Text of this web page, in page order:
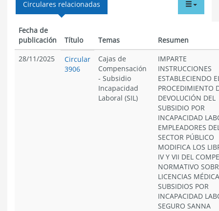
menu
Circulares relacionadas
Fecha de
publicación
Título Temas
Resumen
28/11/2025
Circular
3906
Cajas de
Compensación
- Subsidio
Incapacidad
Laboral (SIL)
IMPARTE
INSTRUCCIONES
ESTABLECIENDO
PROCEDIMIENTO
DEVOLUCIÓN DEL
SUBSIDIO POR
INCAPACIDAD
EMPLEADORES
SECTOR PÚBLICO
MODIFICA LOS
IV Y VII DEL
NORMATIVO
LICENCIAS
SUBSIDIOS POR
INCAPACIDAD
SEGURO SANNA